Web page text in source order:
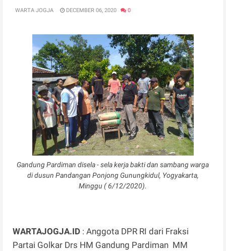
WARTA JOGJA DECEMBER 06, 2020 0
Gandung Pardiman disela - sela kerja bakti dan sambang warga
di dusun Pandangan Ponjong Gunungkidul, Yogyakarta,
Minggu ( 6/12/2020).
WARTAJOGJA.ID : Anggota DPR RI dari Fraksi
Partai Golkar Drs HM Gandung Pardiman MM